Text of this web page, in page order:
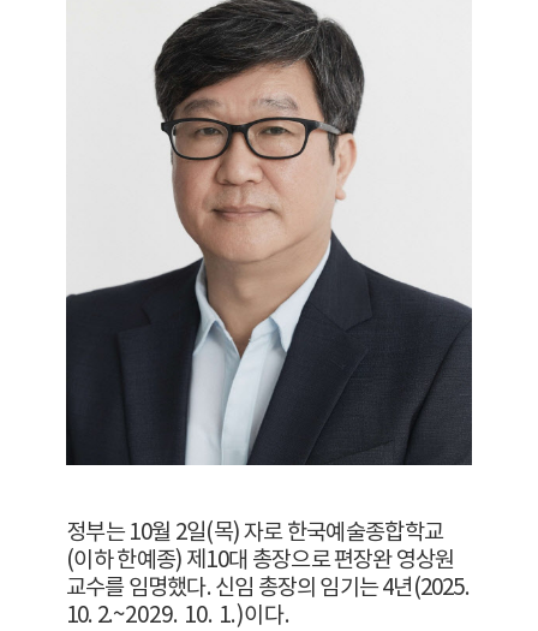
정부는10월 2일(목)자로 한국예술종합학교
(이하 한예종) 제 10대 총장으로편장완 영상원
교수를 임명했다.신임 총장의 임기는4년(2025.
10. 2.~2029. 10. 1.)이다.